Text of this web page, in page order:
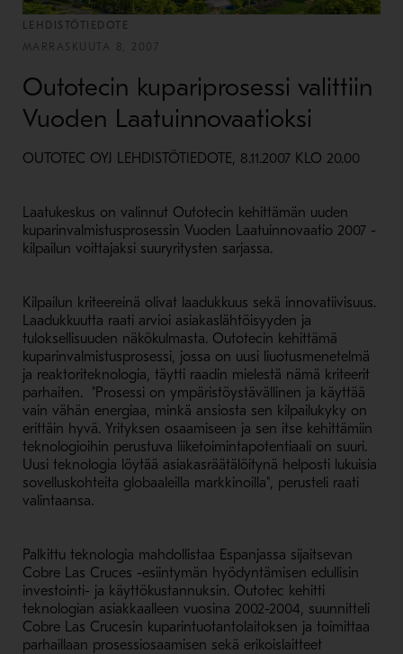
LEHDISTÖTIEDOTE
MARRASKUUTA 8, 2007
Outotecin kupariprosessi valittiin
Vuoden Laatuinnovaatioksi
OUTOTEC OYJ LEHDISTÖTIEDOTE, 8.11.2007 KLO 20.00
Laatukeskus on valinnut Outotecin kehittämän uuden
kuparinvalmistusprosessin Vuoden Laatuinnovaatio 2007 -
kilpailun voittajaksi suuryritysten sarjassa.
Kilpailun kriteereinä olivat laadukkuus sekä innovatiivisuus.
Laadukkuutta raati arvioi asiakaslähtöisyyden ja
tuloksellisuuden näkökulmasta. Outotecin kehittämä
kuparinvalmistusprosessi, jossa on uusi liuotusmenetelmä
ja reaktoriteknologia, täytti raadin mielestä nämä kriteerit
parhaiten. "Prosessi on ympäristöystävällinen ja käyttää
vain vähän energiaa, minkä ansiosta sen kilpailukyky on
erittäin hyvä. Yrityksen osaamiseen ja sen itse kehittämiin
teknologioihin perustuva liiketoimintapotentiaali on suuri.
Uusi teknologia löytää asiakasräätälöitynä helposti lukuisia
sovelluskohteita globaaleilla markkinoilla", perusteli raati
valintaansa.
Palkittu teknologia mahdollistaa Espanjassa sijaitsevan
Cobre Las Cruces -esiintymän hyödyntämisen edullisin
investointi- ja käyttökustannuksin. Outotec kehitti
teknologian asiakkaalleen vuosina 2002-2004, suunnitteli
Cobre Las Crucesin kuparintuotantolaitoksen ja toimittaa
parhaillaan prosessiosaamisen sekä erikoislaitteet